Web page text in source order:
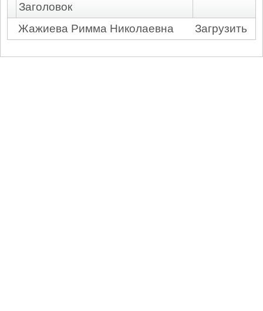
Заголовок
Жажиева Римма Николаевна
Загрузить